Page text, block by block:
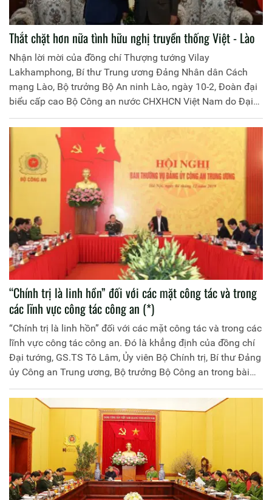
Thắt chặt hơn nữa tình hữu nghị truyền thống Việt - Lào
Nhận lời mời của đồng chí Thượng tướng Vilay
Lakhamphong, Bí thư Trung ương Đảng Nhân dân Cách
mạng Lào, Bộ trưởng Bộ An ninh Lào, ngày 10-2, Đoàn đại
biểu cấp cao Bộ Công an nước CHXHCN Việt Nam do Đại
tướng Tô Lâm, Ủy viên Bộ Chính trị, Bộ trưởng làm Trưởng
đoàn đã sang thăm và làm việc tại CHDCND Lào.
“Chính trị là linh hồn” đối với các mặt công tác và trong
các lĩnh vực công tác công an (*)
“Chính trị là linh hồn” đối với các mặt công tác và trong các
lĩnh vực công tác công an. Đó là khẳng định của đồng chí
Ðại tướng, GS.TS Tô Lâm, Ủy viên Bộ Chính trị, Bí thư Ðảng
ủy Công an Trung ương, Bộ trưởng Bộ Công an trong bài
viết nhân dịp đầu xuân năm mới Canh Tý 2020 và kỷ niệm
90 năm Ngày thành lập Đảng Cộng sản Việt Nam
(03/02/1930 - 03/02/2020). Trang Thông tin điện tử Học
viện Chính trị Công an nhân dân xin trân trọng giới thiệu
bài viết của đồng chí Bộ trưởng cùng bạn đọc.